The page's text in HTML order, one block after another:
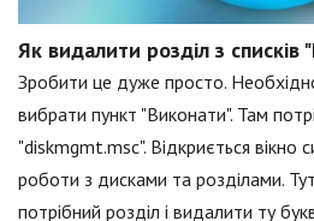
Як видалити розділ з списків
Зробити це дуже просто.
вибрати пункт "Виконати". Там
"diskmgmt.msc". Відкриється вікно
роботи з дисками та розділами.
потрібний розділ і видалити ту